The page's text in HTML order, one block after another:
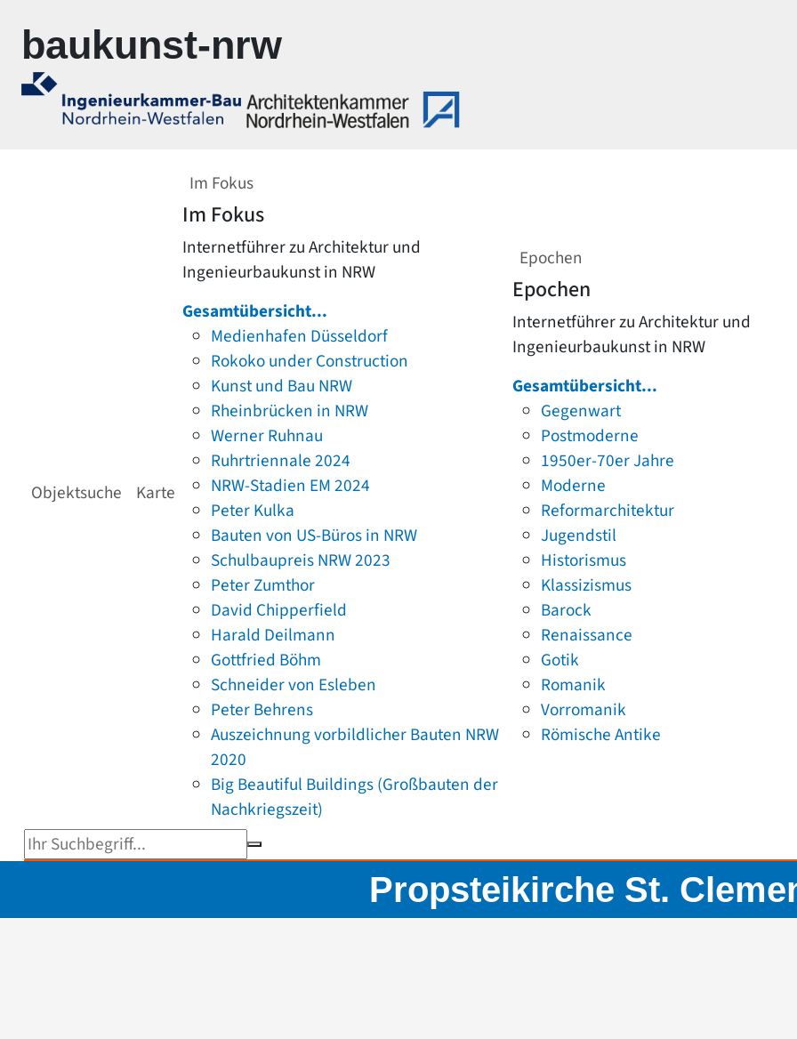
baukunst-nrw
Objektsuche Karte
Im Fokus
Im Fokus
Internetführer zu Architektur und
Ingenieurbaukunst in NRW
Gesamtübersicht...
Medienhafen Düsseldorf
Rokoko under Construction
Kunst und Bau NRW
Rheinbrücken in NRW
Werner Ruhnau
Ruhrtriennale 2024
NRW-Stadien EM 2024
Peter Kulka
Bauten von US-Büros in NRW
Schulbaupreis NRW 2023
Peter Zumthor
David Chipperfield
Harald Deilmann
Gottfried Böhm
Schneider von Esleben
Peter Behrens
Auszeichnung vorbildlicher Bauten NRW
2020
Big Beautiful Buildings (Großbauten der
Nachkriegszeit)
Epochen
Epochen
Internetführer zu Architektur und
Ingenieurbaukunst in NRW
Gesamtübersicht...
Gegenwart
Postmoderne
1950er-70er Jahre
Moderne
Reformarchitektur
Jugendstil
Historismus
Klassizismus
Barock
Renaissance
Gotik
Romanik
Vorromanik
Römische Antike
Suchbegriff eingeben
Propsteikirche St.